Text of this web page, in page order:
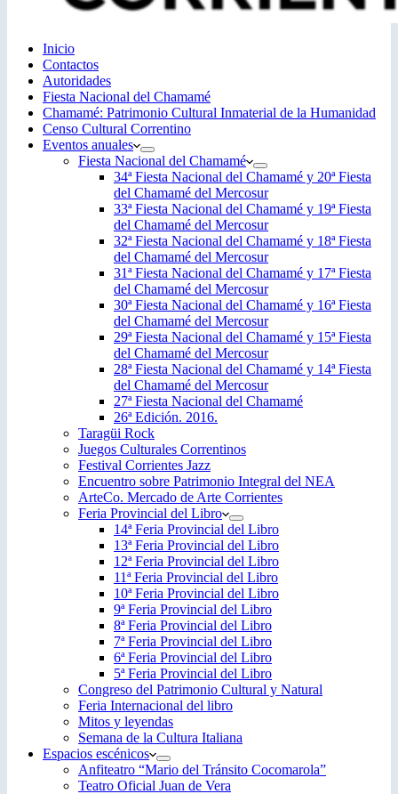
Inicio
Contactos
Autoridades
Fiesta Nacional del Chamamé
Chamamé: Patrimonio Cultural Inmaterial de la Humanidad
Censo Cultural Correntino
Eventos anuales
Fiesta Nacional del Chamamé
34ª Fiesta Nacional del Chamamé y 20ª Fiesta
del Chamamé del Mercosur
33ª Fiesta Nacional del Chamamé y 19ª Fiesta
del Chamamé del Mercosur
32ª Fiesta Nacional del Chamamé y 18ª Fiesta
del Chamamé del Mercosur
31ª Fiesta Nacional del Chamamé y 17ª Fiesta
del Chamamé del Mercosur
30ª Fiesta Nacional del Chamamé y 16ª Fiesta
del Chamamé del Mercosur
29ª Fiesta Nacional del Chamamé y 15ª Fiesta
del Chamamé del Mercosur
28ª Fiesta Nacional del Chamamé y 14ª Fiesta
del Chamamé del Mercosur
27ª Fiesta Nacional del Chamamé
26ª Edición. 2016.
Taragüi Rock
Juegos Culturales Correntinos
Festival Corrientes Jazz
Encuentro sobre Patrimonio Integral del NEA
ArteCo. Mercado de Arte Corrientes
Feria Provincial del Libro
14ª Feria Provincial del Libro
13ª Feria Provincial del Libro
12ª Feria Provincial del Libro
11ª Feria Provincial del Libro
10ª Feria Provincial del Libro
9ª Feria Provincial del Libro
8ª Feria Provincial del Libro
7ª Feria Provincial del Libro
6ª Feria Provincial del Libro
5ª Feria Provincial del Libro
Congreso del Patrimonio Cultural y Natural
Feria Internacional del libro
Mitos y leyendas
Semana de la Cultura Italiana
Espacios escénicos
Anfiteatro “Mario del Tránsito Cocomarola”
Teatro Oficial Juan de Vera